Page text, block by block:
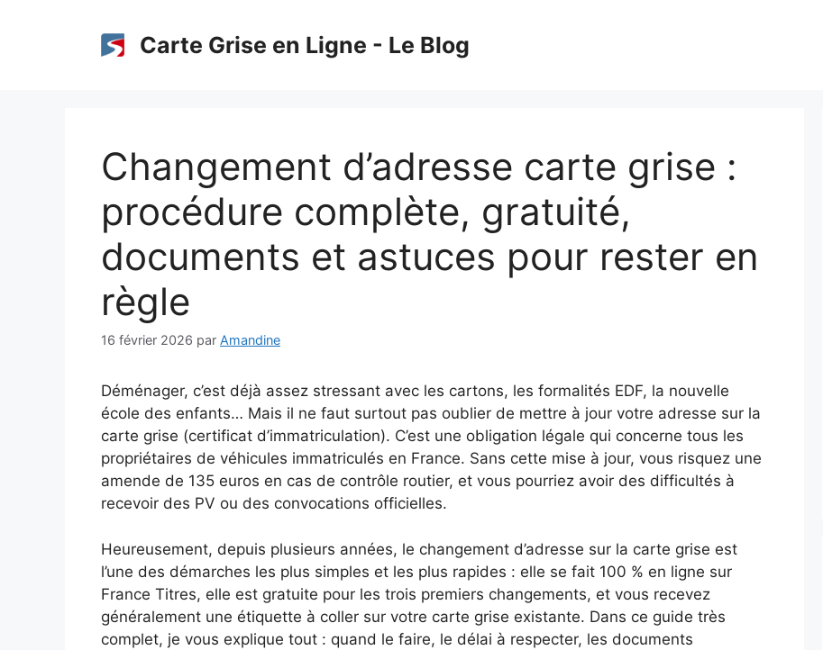
Carte Grise en Ligne - Le Blog
Changement d’adresse carte grise :
procédure complète, gratuité,
documents et astuces pour rester en
règle
16 février 2026 par Amandine
Déménager, c’est déjà assez stressant avec les cartons, les formalités EDF, la nouvelle
école des enfants… Mais il ne faut surtout pas oublier de mettre à jour votre adresse sur la
carte grise (certificat d’immatriculation). C’est une obligation légale qui concerne tous les
propriétaires de véhicules immatriculés en France. Sans cette mise à jour, vous risquez une
amende de 135 euros en cas de contrôle routier, et vous pourriez avoir des difficultés à
recevoir des PV ou des convocations officielles.
Heureusement, depuis plusieurs années, le changement d’adresse sur la carte grise est
l’une des démarches les plus simples et les plus rapides : elle se fait 100 % en ligne sur
France Titres, elle est gratuite pour les trois premiers changements, et vous recevez
généralement une étiquette à coller sur votre carte grise existante. Dans ce guide très
complet, je vous explique tout : quand le faire, le délai à respecter, les documents